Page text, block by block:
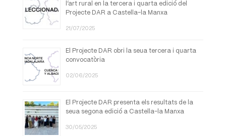
l’art rural en la tercera i quarta edició del
Projecte DAR a Castella-la Manxa
21/07/2025
El Projecte DAR obri la seua tercera i quarta
convocatòria
02/06/2025
El Projecte DAR presenta els resultats de la
seua segona edició a Castella-la Manxa
30/05/2025